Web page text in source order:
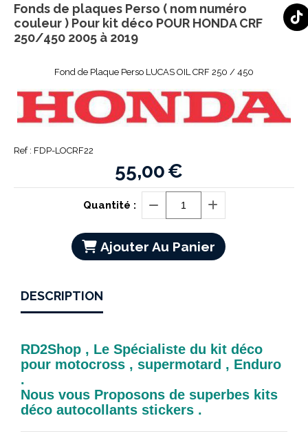
Fond de Plaque Perso LUCAS OIL CRF 250 / 450
Ref : FDP-LOCRF22
55,00€
Quantité :
Ajouter Au Panier
Fonds de plaques Perso ( nom numéro
couleur ) Pour kit déco POUR HONDA CRF
250/450 2005 à 2019
DESCRIPTION
RD2Shop , Le Spécialiste du kit déco
pour motocross , supermotard , Enduro
.
Nous vous Proposons de superbes kits
déco autocollants stickers .